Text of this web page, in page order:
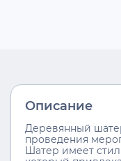
Описание
Деревянный
проведения
Шатер имеет